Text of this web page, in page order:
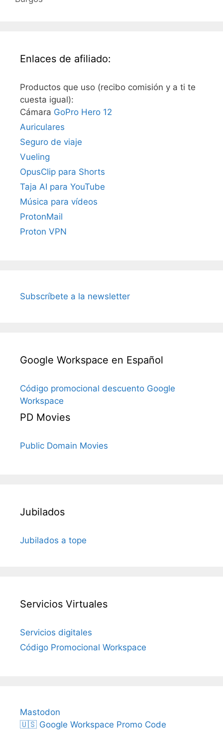
Enlaces de afiliado:
Productos que uso (recibo comisión y a ti te
cuesta igual):
Cámara GoPro Hero 12
Auriculares
Seguro de viaje
Vueling
OpusClip para Shorts
Taja AI para YouTube
Música para vídeos
ProtonMail
Proton VPN
Subscríbete a la newsletter
Google Workspace en Español
Código promocional descuento Google
Workspace
PD Movies
Public Domain Movies
Jubilados
Jubilados a tope
Servicios Virtuales
Servicios digitales
Código Promocional Workspace
Mastodon
🇺🇸 Google Workspace Promo Code